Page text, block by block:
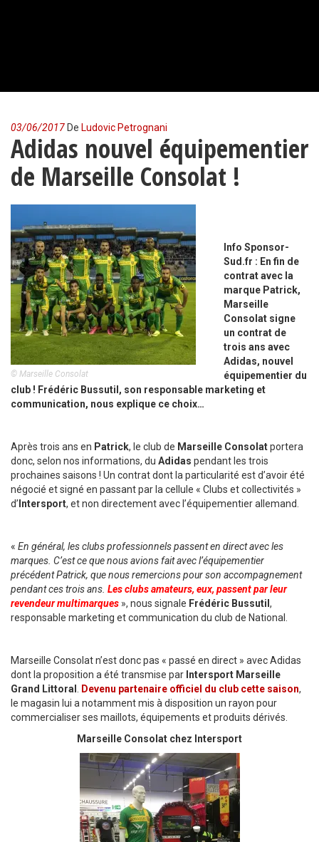
03/06/2017 De Ludovic Petrognani
Adidas nouvel équipementier
de Marseille Consolat !
© Marseille Consolat
Info Sponsor-
Sud.fr : En fin de
contrat avec la
marque Patrick,
Marseille
Consolat signe
un contrat de
trois ans avec
Adidas, nouvel
équipementier du
club ! Frédéric Bussutil, son responsable marketing et
communication, nous explique ce choix…
Après trois ans en Patrick, le club de Marseille Consolatportera
donc, selon nos informations, du Adidas pendant les trois
prochaines saisons ! Un contrat dont la particularité est d’avoir été
négocié et signé en passant par la cellule « Clubs et collectivités »
d’ Intersport, et non directement avec l’équipementier allemand.
« En général, les clubs professionnels passent en direct avec les
marques. C’est ce que nous avions fait avec l’équipementier
précédent Patrick, que nous remercions pour son accompagnement
pendant ces trois ans. Les clubs amateurs, eux, passent par leur
revendeur multimarques », nous signale Frédéric Bussutil ,
responsable marketing et communication du club de National.
Marseille Consolat n’est donc pas « passé en direct » avec Adidas
dont la proposition a été transmise par Intersport Marseille
Grand Littoral
Devenu partenaire officiel du club cette saison,
le magasin lui a notamment mis à disposition un rayon pour
commercialiser ses maillots, équipements et produits dérivés.
Marseille Consolat chez Intersport